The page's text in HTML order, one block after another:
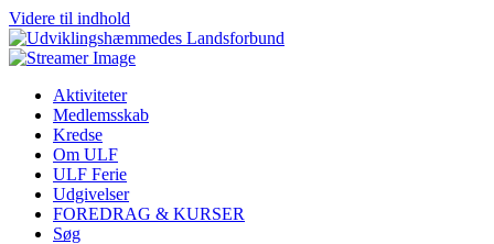
Videre til indhold
Aktiviteter
Medlemsskab
Kredse
Om ULF
ULF Ferie
Udgivelser
FOREDRAG & KURSER
Søg